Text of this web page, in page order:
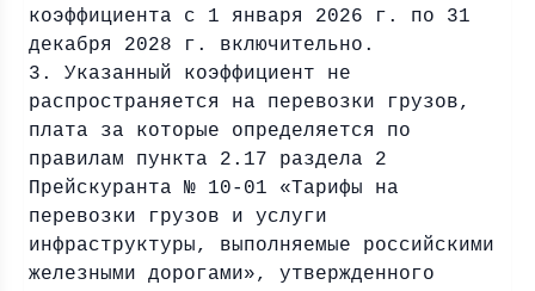
коэффициента с 1 января 2026 г. по 31
декабря 2028 г. включительно.
3. Указанный коэффициент не
распространяется на перевозки грузов,
плата за которые определяется по
правилам пункта 2.17 раздела 2
Прейскуранта № 10-01 «Тарифы на
перевозки грузов и услуги
инфраструктуры, выполняемые российскими
железными дорогами», утвержденного